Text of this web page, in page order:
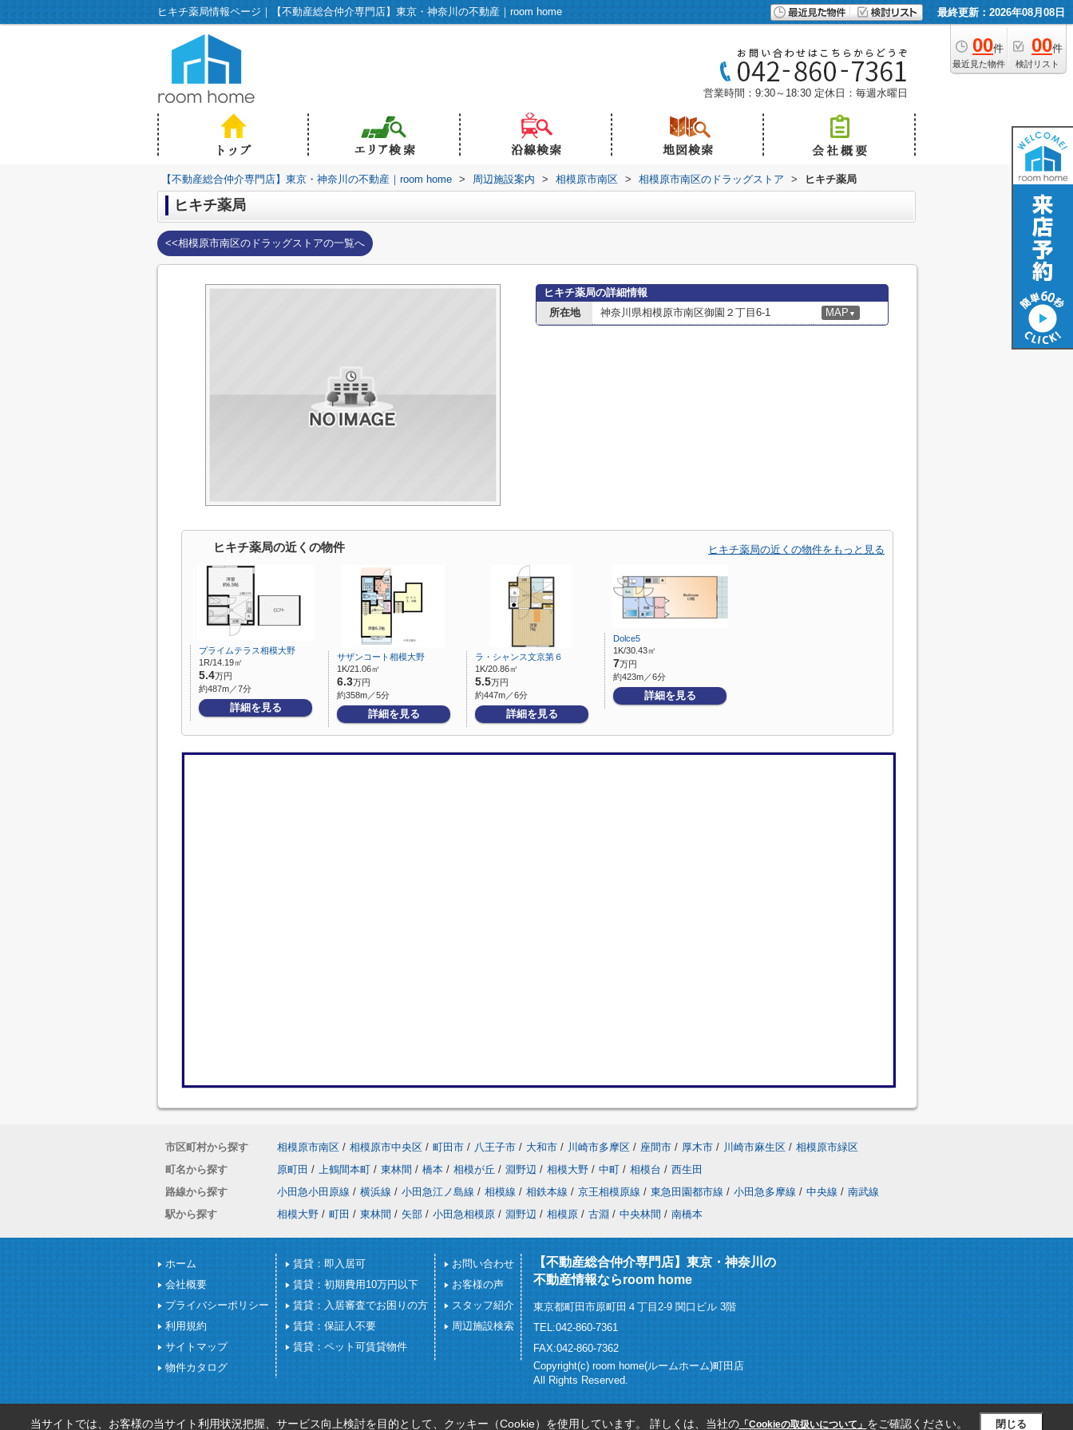
ヒキチ薬局情報ページ｜【不動産総合仲介専門店】東京・神奈川の不動産｜room home 最終更新：2026年08月08日
00件
最近見た物件
00件
検討リスト
営業時間：9:30～18:30 定休日：毎週水曜日
【不動産総合仲介専門店】東京・神奈川の不動産｜room home > 周辺施設案内 > 相模原市南区 > 相模原市南区のドラッグストア > ヒキチ薬局
ヒキチ薬局
<<相模原市南区のドラッグストアの一覧へ
ヒキチ薬局の詳細情報
所在地
神奈川県相模原市南区御園２丁目6-1 MAP ▼
ヒキチ薬局の近くの物件 ヒキチ薬局の近くの物件をもっと見る
プライムテラス相模大野
1R/14.19㎡
5.4万円
約487m／7分
詳細を見る
サザンコート相模大野
1K/21.06㎡
6.3万円
約358m／5分
詳細を見る
ラ・シャンス文京第６
1K/20.86㎡
5.5万円
約447m／6分
詳細を見る
Dolce5
1K/30.43㎡
7万円
約423m／6分
詳細を見る
市区町村から探す 相模原市南区 / 相模原市中央区 / 町田市 / 八王子市 / 大和市 / 川崎市多摩区 / 座間市 / 厚木市 / 川崎市麻生区 / 相模原市緑区
町名から探す
原町田 / 上鶴間本町 / 東林間 / 橋本 / 相模が丘 / 淵野辺 / 相模大野 / 中町 / 相模台 / 西生田
路線から探す
小田急小田原線 / 横浜線 / 小田急江ノ島線 / 相模線 / 相鉄本線 / 京王相模原線 / 東急田園都市線 / 小田急多摩線 / 中央線 / 南武線
駅から探す
相模大野 / 町田 / 東林間 / 矢部 / 小田急相模原 / 淵野辺 / 相模原 / 古淵 / 中央林間 / 南橋本
ホーム
会社概要
プライバシーポリシー
利用規約
サイトマップ
物件カタログ
賃貸：即入居可
賃貸：初期費用10万円以下
賃貸：入居審査でお困りの方
賃貸：保証人不要
賃貸：ペット可賃貸物件
お問い合わせ
お客様の声
スタッフ紹介
周辺施設検索
【不動産総合仲介専門店】東京・神奈川の
不動産情報ならroom home
東京都町田市原町田４丁目2-9 関口ビル 3階
TEL:042-860-7361
FAX:042-860-7362
Copyright(c) room home(ルームホーム)町田店
All Rights Reserved.
当サイトでは、お客様の当サイト利用状況把握、サービス向上検討を目的として、クッキー（Cookie）を使用しています。 詳しくは、当社の「Cookieの取扱いについて」 をご確認ください。 閉じる